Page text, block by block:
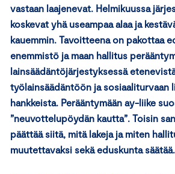
vastaan laajenevat. Helmikuussa
koskevat yhä useampaa alaa ja
kauemmin. Tavoitteena on pakottaa
enemmistö ja maan hallitus
lainsäädäntöjärjestyksessä
työlainsäädäntöön ja sosiaaliturvaan
hankkeista. Perääntymään ay-liike
”neuvottelupöydän kautta”. Toisin
päättää siitä, mitä lakeja ja miten
muutettavaksi sekä eduskunta säätää.